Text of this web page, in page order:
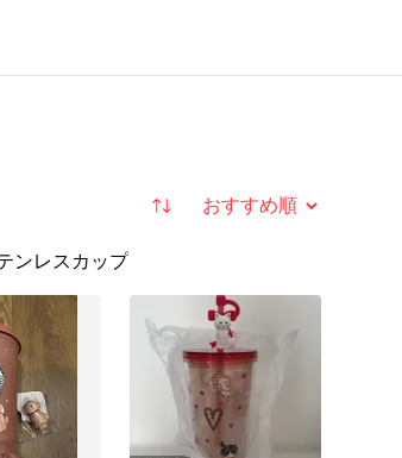
並び替え
ンレスカップ